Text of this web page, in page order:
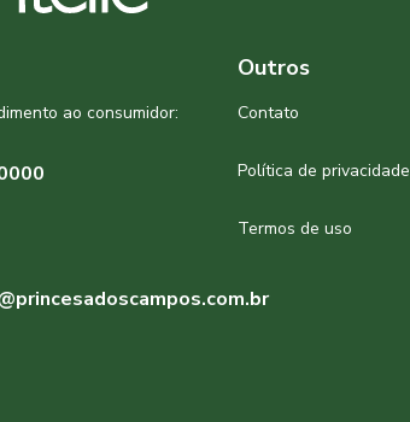
ao consumidor:
Outros
Contato
Política de privacidade
Termos de uso